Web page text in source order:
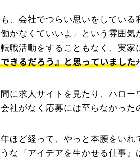
も、会社でつらい思いをしてい
働かなくていいよ』という雰囲
職活動をすることもなく、実家
きるだろう』と思っていました
に求人サイトを見たり、ハロ
会社がなく応募には至らなかった
年ほど経って、やっと本腰をい
な『アイデアを生かせる仕事